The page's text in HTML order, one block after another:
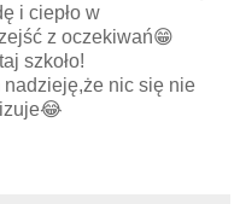
i ciepło w
z oczekiwań😁
szkoło!
nadzieję,że nic się nie